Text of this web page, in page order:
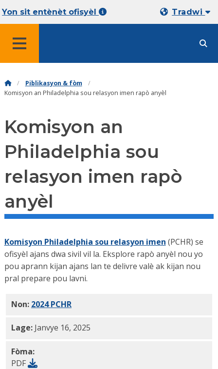
Yon sit entènèt ofisyèl Tradwi
Piblikasyon & fòm
Komisyon an Philadelphia sou relasyon imen rapò anyèl
Komisyon an
Philadelphia sou
relasyon imen rapò
anyèl
Komisyon Philadelphia sou relasyon imen (PCHR) se
ofisyèl ajans dwa sivil vil la. Eksplore rapò anyèl nou yo
pou aprann kijan ajans lan te delivre valè ak kijan nou
pral prepare pou lavni.
Non: 2024 PCHRrapò anyèl PDF
Lage: Janvye 16, 2025
Fòma:
PDF